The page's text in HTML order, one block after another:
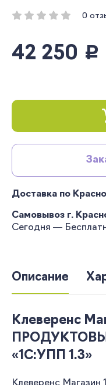
0
42 250 руб.
Доставка по
Самовывоз г.
Сегодня —
Описание
Клеверенс
«1С:УПП 1.3»